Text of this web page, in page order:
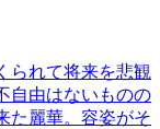
られて将来を悲観
自由はないものの
た麗華。容姿がそ